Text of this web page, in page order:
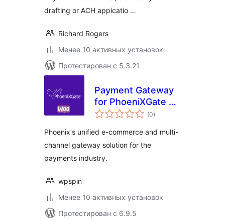
drafting or ACH appicatio …
Richard Rogers
Менее 10 активных установок
Протестирован с 5.3.21
Payment Gateway
for PhoeniXGate on
WooCommerce
(0общий
рейтинг
)
Phoenix's unified e-commerce and multi-
channel gateway solution for the
payments industry.
wpspin
Менее 10 активных установок
Протестирован с 6.9.5